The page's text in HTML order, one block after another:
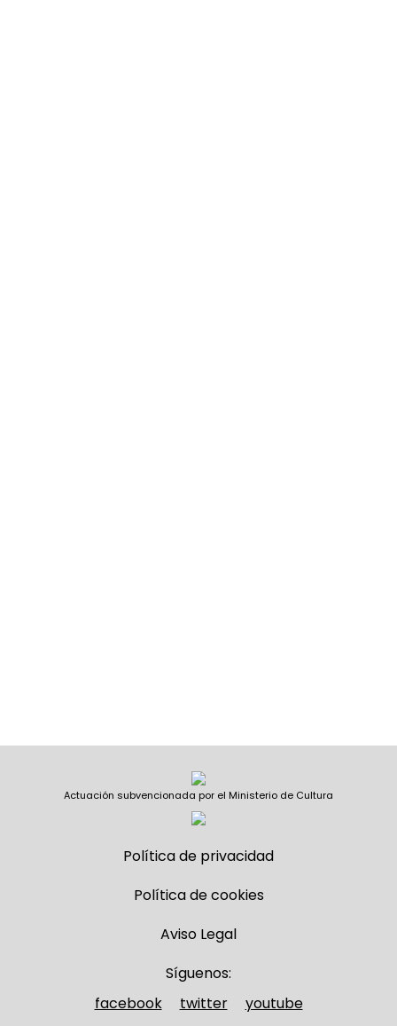
Actuación subvencionada por el Ministerio de Cultura
Política de privacidad
Política de cookies
Aviso Legal
Síguenos:
facebook
twitter youtube